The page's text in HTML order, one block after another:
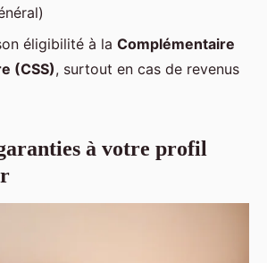
éligibilité à la Complémentaire
(CSS), surtout en cas de revenus
à votre profil